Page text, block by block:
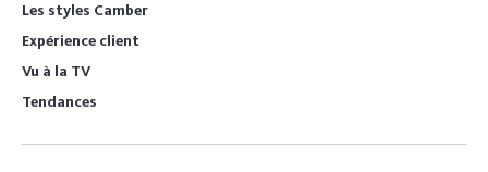
Les styles Camber
Expérience client
Vu à la TV
Tendances